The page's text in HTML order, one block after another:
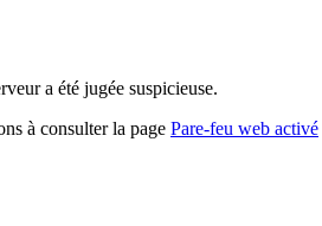
a été jugée suspicieuse.
à consulter la page Pare-feu web activé